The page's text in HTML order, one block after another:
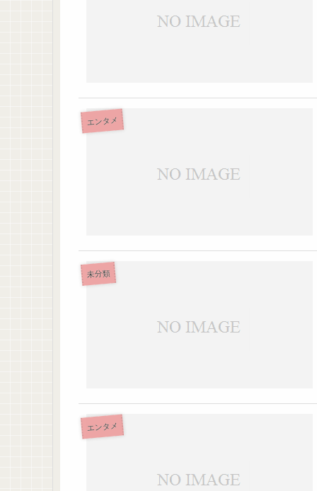
エンタメ
未分類
エンタメ